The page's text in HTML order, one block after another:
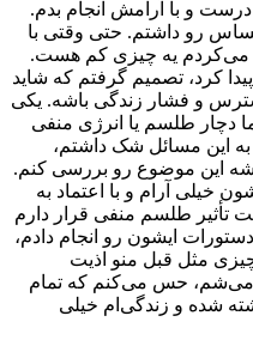
و با آرامش انجام بدم.
رو داشتم. حتی وقتی با
می‌کردم یه چیزی کم هست.
کرد، تصمیم گرفتم که شاید
و فشار زندگی باشه. یکی
دچار طلسم یا انرژی منفی
به این مسائل شک داشتم،
این موضوع رو بررسی کنم.
خیلی آرام و با اعتماد به
طلسم منفی قرار دارم
ایشون رو انجام دادم،
مثل قبل منو اذیت
می‌شم، حس می‌کنم که تمام
شده و زندگی‌ام خیلی